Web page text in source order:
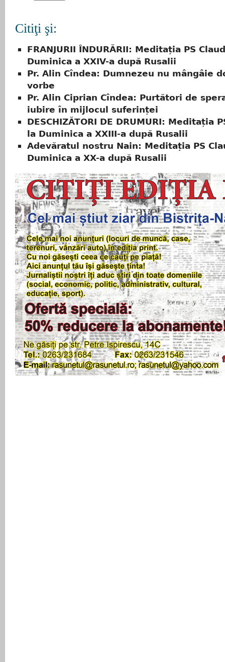
Citiţi şi:
FRANJURII ÎNDURĂRII: Meditația PS
Duminica a XXIV-a după Rusalii
Pr. Alin Cîndea: Dumnezeu nu mângâie
vorbe
Pr. Alin Ciprian Cîndea: Purtători de
iubire în mijlocul suferinței
DESCHIZĂTORI DE DRUMURI: Meditația
la Duminica a XXIII-a după Rusalii
Adevăratul nostru Nain: Meditația PS
Duminica a XX-a după Rusalii